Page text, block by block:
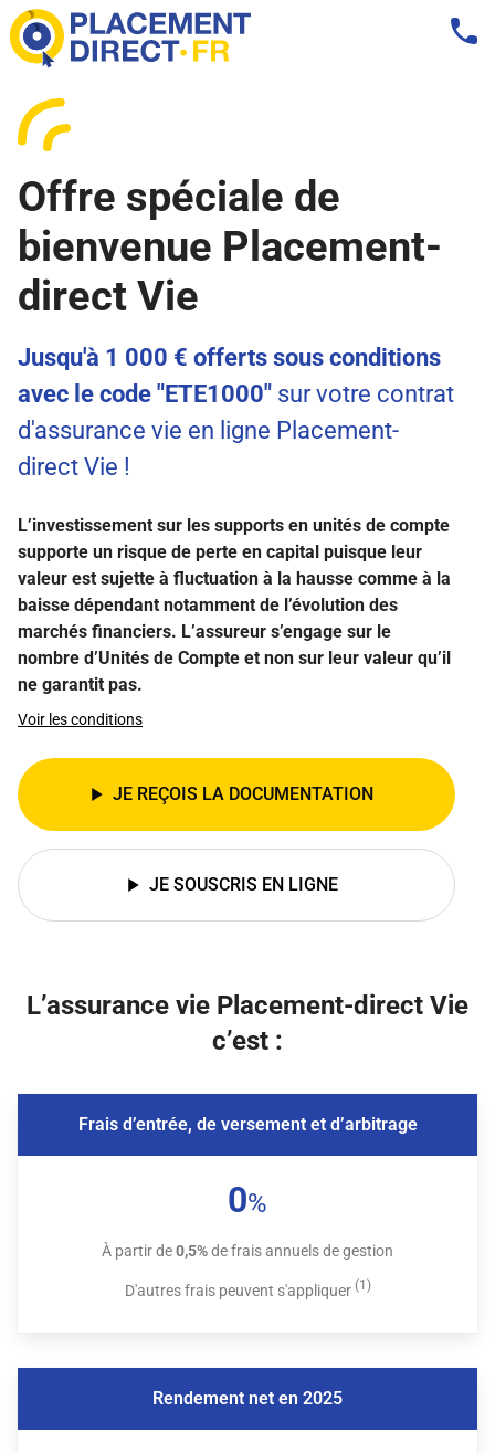
Offre spéciale de
bienvenue Placement-
direct Vie
Jusqu'à 1 000 € offerts sous conditions
avec le code "ETE1000" sur votre contrat
d'assurance vie en ligne Placement-
direct Vie !
L’investissement sur les supports en unités de compte
supporte un risque de perte en capital puisque leur
valeur est sujette à fluctuation à la hausse comme à la
baisse dépendant notamment de l’évolution des
marchés financiers. L’assureur s’engage sur le
nombre d’Unités de Compte et non sur leur valeur qu’il
ne garantit pas.
Voir les conditions
JE SOUSCRIS EN LIGNE
JE REÇOIS LA DOCUMENTATION
L’assurance vie Placement-direct Vie
c’est :
Frais d’entrée, de versement et d’arbitrage
0%
À partir de0,5%de frais annuels de gestion
D'autres frais peuvent s'appliquer (1)
Rendement net en 2025